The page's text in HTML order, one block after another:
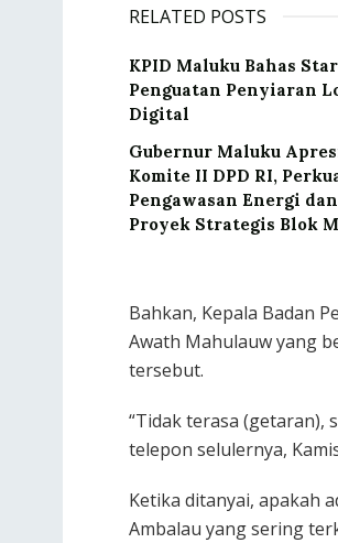
RELATED POSTS
KPID Maluku Bahas
Penguatan Penyiaran
Digital
Gubernur Maluku
Komite II DPD RI,
Pengawasan Energi
Proyek Strategis Blok
Bahkan, Kepala Badan
Awath Mahulauw yang
tersebut.
“Tidak terasa (getaran),
telepon selulernya,
Ketika ditanyai, apakah
Ambalau yang sering